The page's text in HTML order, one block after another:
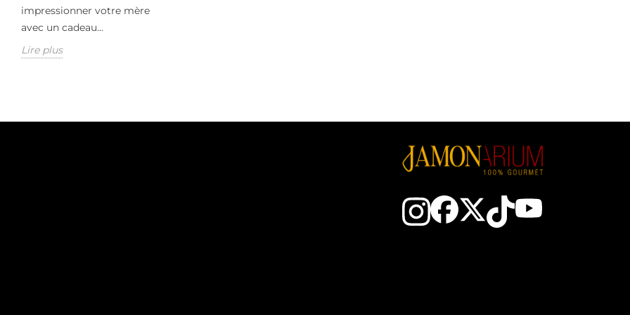
impressionner votre mère
avec un cadeau...
Lire plus